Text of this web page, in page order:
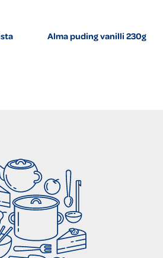
Alma puding vanilli 230g